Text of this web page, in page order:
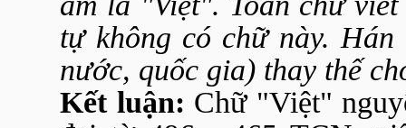
tự không có chữ này.
nước, quốc gia) thay thế
Kết luận: Chữ "Việt"